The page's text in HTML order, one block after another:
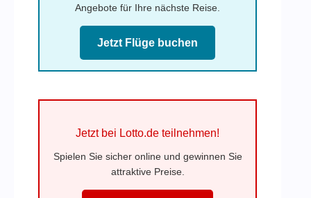
Angebote für Ihre nächste Reise.
Jetzt Flüge buchen
Jetzt bei Lotto.de teilnehmen!
Spielen Sie sicher online und gewinnen Sie
attraktive Preise.